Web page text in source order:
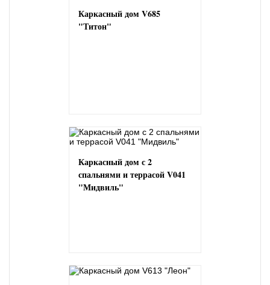
Каркасный дом V685
"Титон"
Каркасный дом с 2
спальнями и террасой V041
"Мидвиль"